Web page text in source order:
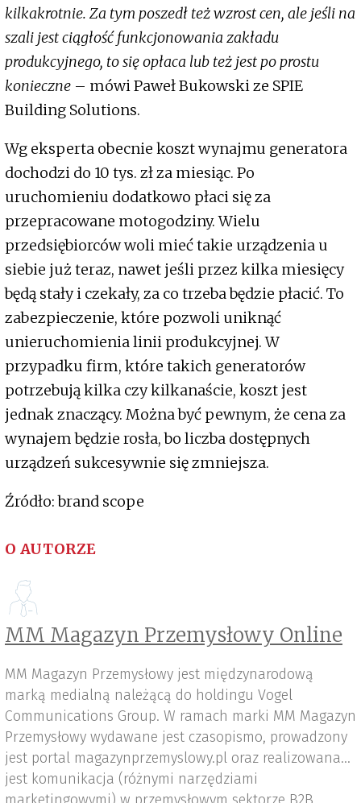
kilkakrotnie. Za tym poszedł też wzrost cen, ale jeśli na
szali jest ciągłość funkcjonowania zakładu
produkcyjnego, to się opłaca lub też jest po prostu
konieczne – mówi Paweł Bukowski ze SPIE
Building Solutions.
Wg eksperta obecnie koszt wynajmu generatora
dochodzi do 10 tys. zł za miesiąc. Po
uruchomieniu dodatkowo płaci się za
przepracowane motogodziny. Wielu
przedsiębiorców woli mieć takie urządzenia u
siebie już teraz, nawet jeśli przez kilka miesięcy
będą stały i czekały, za co trzeba będzie płacić. To
zabezpieczenie, które pozwoli uniknąć
unieruchomienia linii produkcyjnej. W
przypadku firm, które takich generatorów
potrzebują kilka czy kilkanaście, koszt jest
jednak znaczący. Można być pewnym, że cena za
wynajem będzie rosła, bo liczba dostępnych
urządzeń sukcesywnie się zmniejsza.
Źródło: brand scope
O AUTORZE
MM Magazyn Przemysłowy Online
MM Magazyn Przemysłowy jest międzynarodową
marką medialną należącą do holdingu Vogel
Communications Group. W ramach marki MM Magazyn
Przemysłowy wydawane jest czasopismo, prowadzony
jest portal magazynprzemyslowy.pl oraz realizowana
jest komunikacja (różnymi narzędziami